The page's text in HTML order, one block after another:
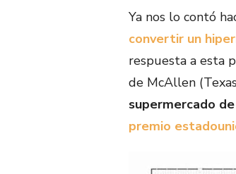
Ya nos lo contó
convertir un
respuesta a esta
de McAllen
supermercado
premio